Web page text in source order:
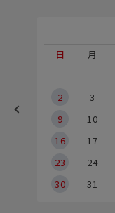
日
月
2
3
9
10
16
17
23
24
30
31